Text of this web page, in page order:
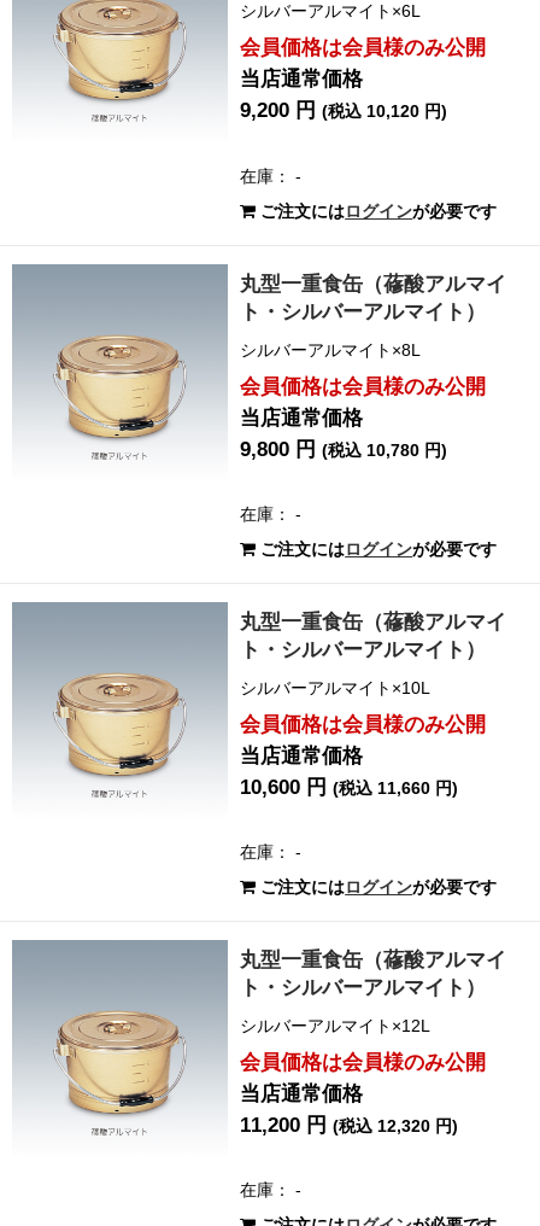
シルバーアルマイト×6L
会員価格は会員様のみ公開
当店通常価格
9,200 円(税込 10,120 円)
在庫： -
ご注文にはログインが必要です
丸型一重食缶（蓚酸アルマイ
ト・シルバーアルマイト）
シルバーアルマイト×8L
会員価格は会員様のみ公開
当店通常価格
9,800 円(税込 10,780 円)
在庫： -
ご注文にはログインが必要です
丸型一重食缶（蓚酸アルマイ
ト・シルバーアルマイト）
シルバーアルマイト×10L
会員価格は会員様のみ公開
当店通常価格
10,600 円(税込 11,660 円)
在庫： -
ご注文にはログインが必要です
丸型一重食缶（蓚酸アルマイ
ト・シルバーアルマイト）
シルバーアルマイト×12L
会員価格は会員様のみ公開
当店通常価格
11,200 円(税込 12,320 円)
在庫： -